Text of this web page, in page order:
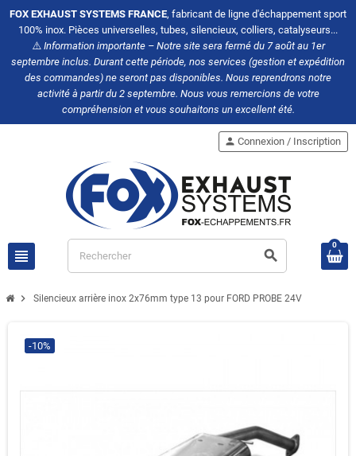
FOX EXHAUST SYSTEMS FRANCE, fabricant de ligne d'échappement sport
100% inox. Pièces universelles, tubes, silencieux, colliers, catalyseurs...
⚠️Information importante – Notre site sera fermé du 7 août au 1er
septembre inclus. Durant cette période, nos services (gestion et expédition
des commandes) ne seront pas disponibles. Nous reprendrons notre
activité à partir du 2 septembre. Nous vous remercions de votre
compréhension et vous souhaitons un excellent été.
view_headline search
person Connexion / Inscription
0
chevron_right Silencieux arrière inox 2x76mm type 13 pour FORD PROBE 24V
-10%